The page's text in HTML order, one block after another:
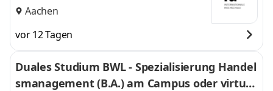
Aachen
vor 12 Tagen
Duales Studium BWL - Spezialisierung Handel
smanagement (B.A.) am Campus oder virtuel